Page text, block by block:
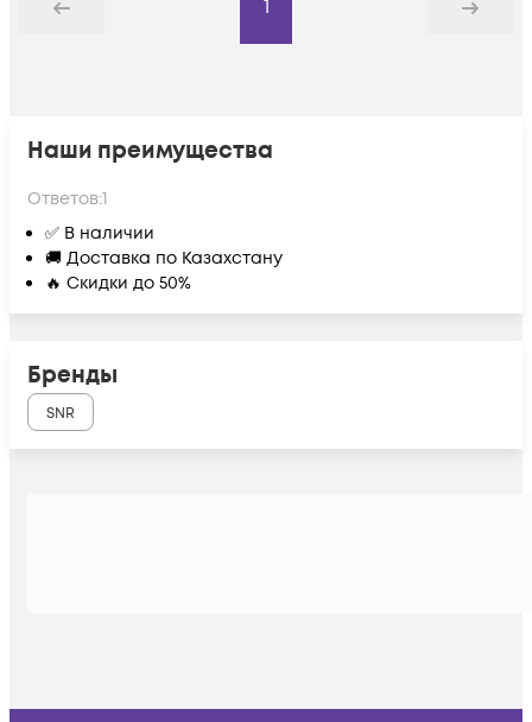
Назад
1
Дальше
Наши преимущества
Ответов:1
✅ В наличии
🚚 Доставка по Казахстану
🔥 Скидки до 50%
Бренды
SNR